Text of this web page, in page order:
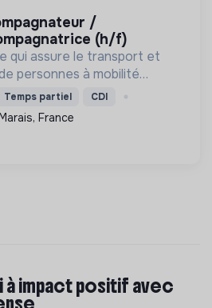
(h/f)
qui assure le transport et
personnes à mobilité
inclusion sociale et
l'innovation
Temps partiel CDI
France
à impact positif avec